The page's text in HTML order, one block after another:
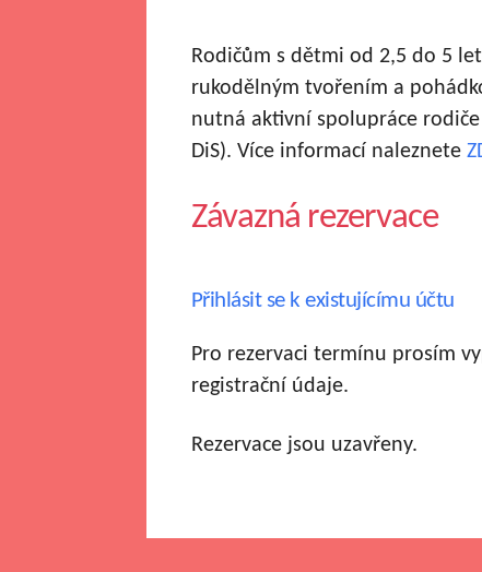
Rodičům s dětmi od 2,5 do 5
rukodělným tvořením a
nutná aktivní spolupráce
DiS). Více informací naleznete
Závazná rezervace
Přihlásit se k existujícímu účtu
Pro rezervaci termínu prosím
registrační údaje.
Rezervace jsou uzavřeny.